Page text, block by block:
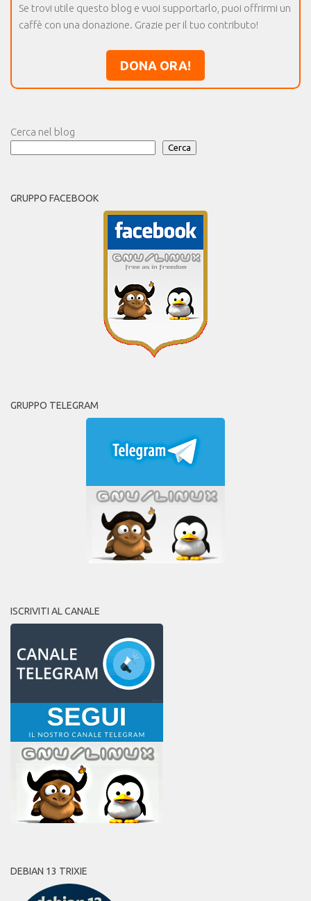
Se trovi utile questo blog e vuoi supportarlo, puoi offrirmi un
caffè con una donazione. Grazie per il tuo contributo!
DONA ORA!
Cerca nel blog
Cerca
GRUPPO FACEBOOK
GRUPPO TELEGRAM
ISCRIVITI AL CANALE
DEBIAN 13 TRIXIE